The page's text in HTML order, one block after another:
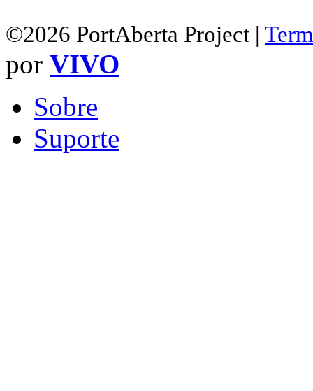
©2026 PortAberta Project |
por VIVO
Sobre
Suporte